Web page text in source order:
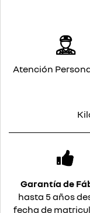
Atención
Garantía de
hasta 5 años
fecha de